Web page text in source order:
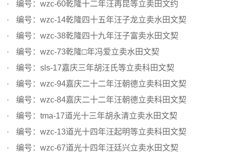
编号：wzc-60乾隆十二年汪再昆等立卖田文约
编号：wzc-14乾隆四十五年汪子龙立卖水田文契
编号：wzc-38乾隆四十九年汪子富卖水田文契
编号：wzc-73乾隆□年冯爱立卖水田文契
编号：sls-17嘉庆三年胡汪氏等立卖科田文契
编号：wzc-94嘉庆二十二年汪朝德立卖科田文契
编号：wzc-84嘉庆二十二年汪朝德立卖科田文契
编号：tma-17道光十三年胡永清立卖水田文契
编号：wzc-13道光十四年汪起明等立卖科田文契
编号：wzc-67道光十四年汪廷兴立卖水田文契